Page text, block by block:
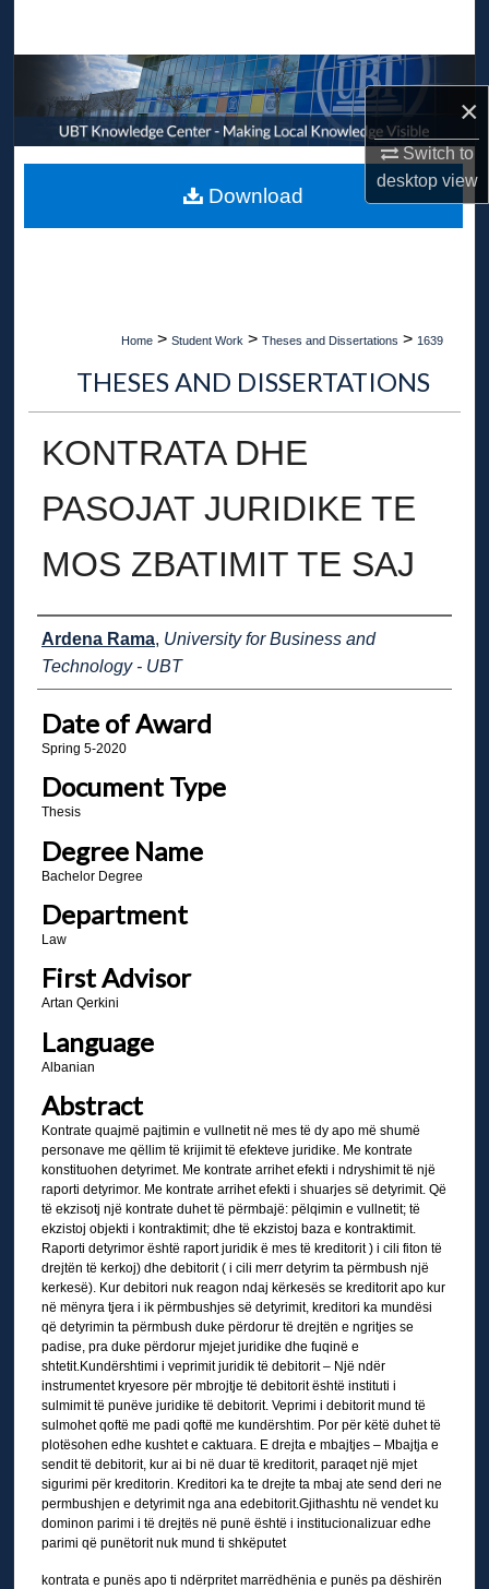
×
Switch to
desktopview
Browse Collections
My Account
About
Home > Student Work > Theses and Dissertations > 1639
THESES AND DISSERTATIONS
KONTRATA DHE
PASOJAT JURIDIKE TE
MOS ZBATIMIT TE SAJ
Author
Ardena Rama, University for Business and
Technology - UBT
Date of Award
Spring 5-2020
Document Type
Thesis
Degree Name
Bachelor Degree
Department
Law
First Advisor
Artan Qerkini
Language
Albanian
Abstract
Kontrate quajmë pajtimin e vullnetit në mes të dy apo më shumë
personave me qëllim të krijimit të efekteve juridike. Me kontrate
konstituohen detyrimet. Me kontrate arrihet efekti i ndryshimit të një
raporti detyrimor. Me kontrate arrihet efekti i shuarjes së detyrimit. Që
të ekzisotj një kontrate duhet të përmbajë: pëlqimin e vullnetit; të
ekzistoj objekti i kontraktimit; dhe të ekzistoj baza e kontraktimit.
Raporti detyrimor është raport juridik ë mes të kreditorit ) i cili fiton të
drejtën të kerkoj) dhe debitorit ( i cili merr detyrim ta përmbush një
kerkesë). Kur debitori nuk reagon ndaj kërkesës se kreditorit apo kur
në mënyra tjera i ik përmbushjes së detyrimit, kreditori ka mundësi
që detyrimin ta përmbush duke përdorur të drejtën e ngritjes se
padise, pra duke përdorur mjejet juridike dhe fuqinë e
shtetit.Kundërshtimi i veprimit juridik të debitorit – Një ndër
instrumentet kryesore për mbrojtje të debitorit është instituti i
sulmimit të punëve juridike të debitorit. Veprimi i debitorit mund të
sulmohet qoftë me padi qoftë me kundërshtim. Por për këtë duhet të
plotësohen edhe kushtet e caktuara. E drejta e mbajtjes – Mbajtja e
sendit të debitorit, kur ai bi në duar të kreditorit, paraqet një mjet
sigurimi për kreditorin. Kreditori ka te drejte ta mbaj ate send deri ne
permbushjen e detyrimit nga ana edebitorit.Gjithashtu në vendet ku
dominon parimi i të drejtës në punë është i institucionalizuar edhe
parimi që punëtorit nuk mund ti shkëputet
kontrata e punës apo ti ndërpritet marrëdhënia e punës pa dëshirën
Download